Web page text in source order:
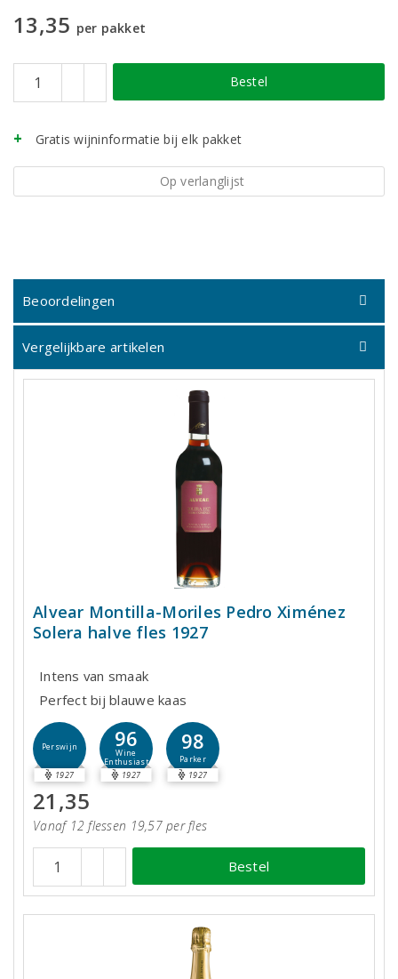
13,35 per pakket
Bestel
Gratis wijninformatie bij elk pakket
Op verlanglijst
Beoordelingen
Vergelijkbare artikelen
Alvear Montilla-Moriles Pedro Ximénez
Solera halve fles 1927
Intens van smaak
Perfect bij blauwe kaas
Perswijn
1927
96
Wine
Enthusiast
1927
98
Parker
1927
21,35
Vanaf 12 flessen 19,57 per fles
Bestel